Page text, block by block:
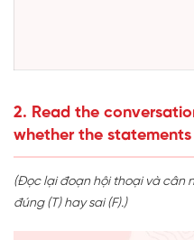
2. Read the
whether the
(Đọc lại đoạn hội thoại và cân
đúng (T) hay sai (F).)